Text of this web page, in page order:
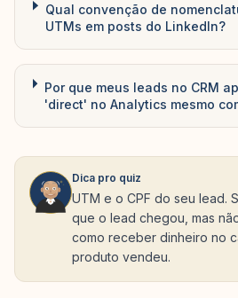
Qual convenção de
UTMs em posts do LinkedIn?
Por que meus leads no CRM
'direct' no Analytics mesmo
Dica pro quiz
UTM e o CPF do seu lead.
que o lead chegou, mas
como receber dinheiro no
produto vendeu.